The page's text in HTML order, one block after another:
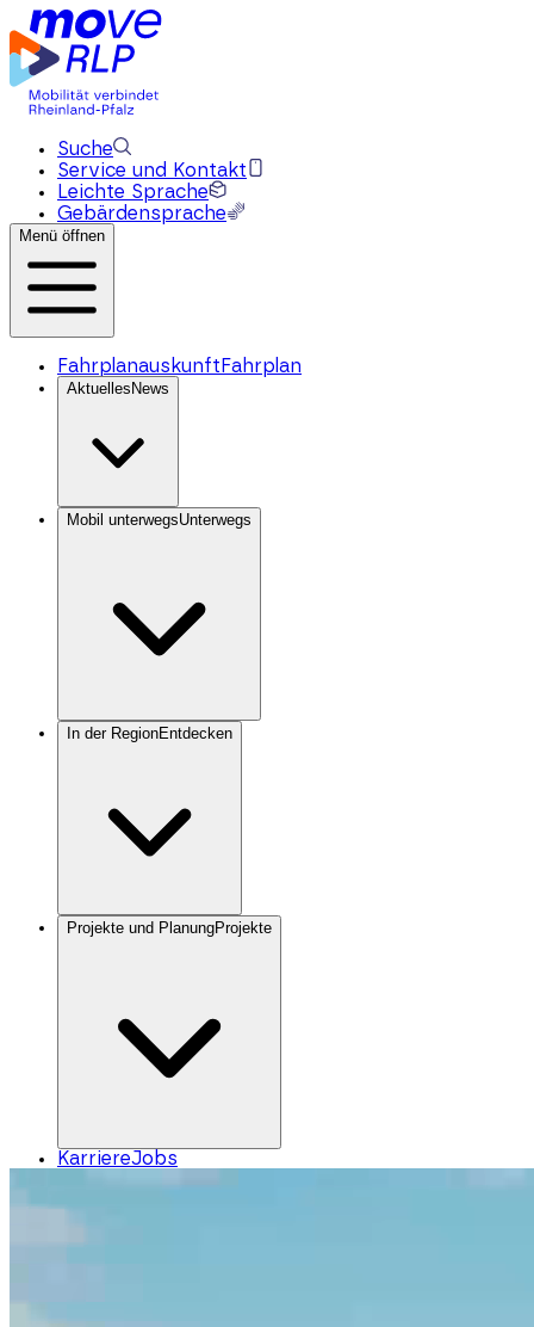
Suche
Service und Kontakt
Leichte Sprache
Gebärdensprache
Menü öffnen
Fahrplanauskunft Fahrplan
Aktuelles News
Mobil unterwegsUnterwegs
In der RegionEntdecken
Projekte und PlanungProjekte
KarriereJobs